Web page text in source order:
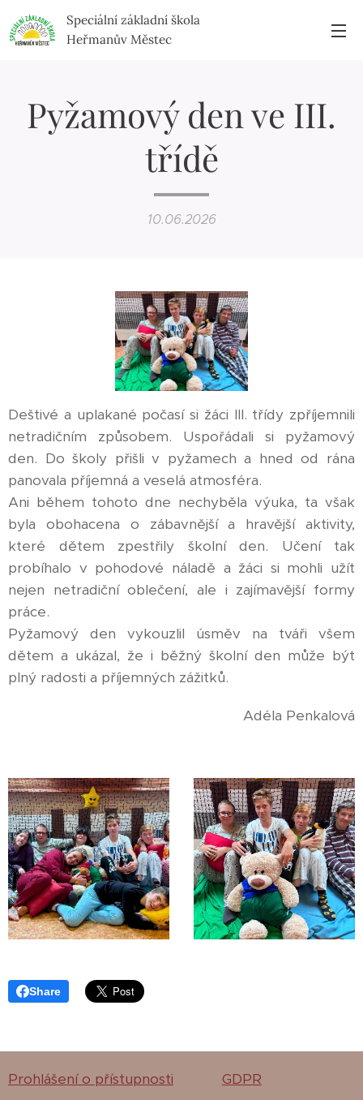
Speciální základní škola
Heřmanův Městec
Pyžamový den ve III.
třídě
10.06.2026
Deštivé a uplakané počasí si žáci III. třídy zpříjemnili
netradičním způsobem. Uspořádali si pyžamový
den. Do školy přišli v pyžamech a hned od rána
panovala příjemná a veselá atmosféra.
Ani během tohoto dne nechyběla výuka, ta však
byla obohacena o zábavnější a hravější aktivity,
které dětem zpestřily školní den. Učení tak
probíhalo v pohodové náladě a žáci si mohli užít
nejen netradiční oblečení, ale i zajímavější formy
práce.
Pyžamový den vykouzlil úsměv na tváři všem
dětem a ukázal, že i běžný školní den může být
plný radosti a příjemných zážitků.
Adéla Penkalová
Share
Prohlášení o přístupnosti GDPR